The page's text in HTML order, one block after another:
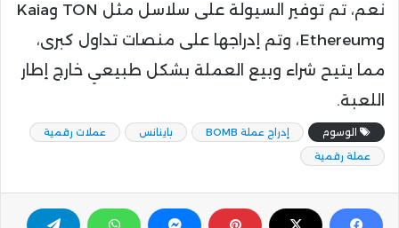
نعم، تم توفير السيولة على سلاسل مثل TON وKaia
وEthereum، وتم إدراجها على منصات تداول كبرى،
مما يتيح شراء وبيع العملة بشكل طبيعي خارج إطار
اللعبة.
الوسوم إدراج عملة BOMB باينانس
عملات رقمية
عملة رقمية